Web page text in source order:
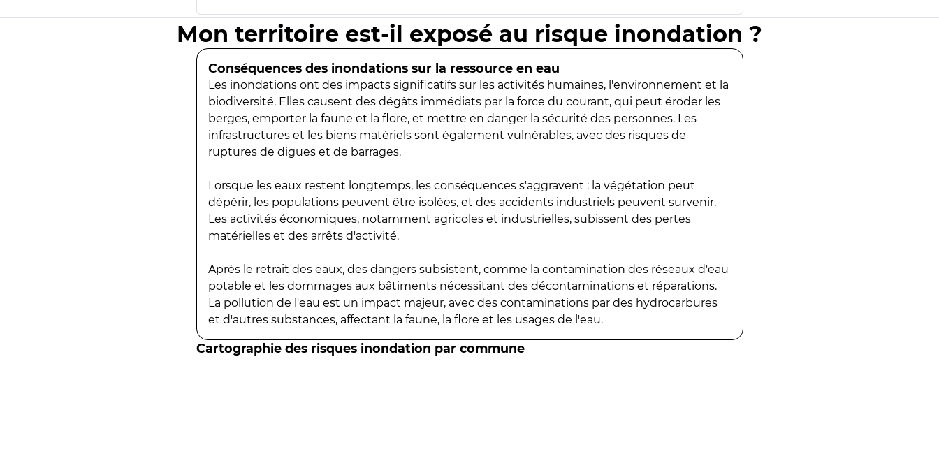
Mon territoire est-il exposé au risque inondation ?
Conséquences des inondations sur la ressource en eau
Les inondations ont des impacts significatifs sur les activités humaines, l'environnement et la
biodiversité. Elles causent des dégâts immédiats par la force du courant, qui peut éroder les
berges, emporter la faune et la flore, et mettre en danger la sécurité des personnes. Les
infrastructures et les biens matériels sont également vulnérables, avec des risques de
ruptures de digues et de barrages.
Lorsque les eaux restent longtemps, les conséquences s'aggravent : la végétation peut
dépérir, les populations peuvent être isolées, et des accidents industriels peuvent survenir.
Les activités économiques, notamment agricoles et industrielles, subissent des pertes
matérielles et des arrêts d'activité.
Après le retrait des eaux, des dangers subsistent, comme la contamination des réseaux d'eau
potable et les dommages aux bâtiments nécessitant des décontaminations et réparations.
La pollution de l'eau est un impact majeur, avec des contaminations par des hydrocarbures
et d'autres substances, affectant la faune, la flore et les usages de l'eau.
Cartographie des risques inondation par commune